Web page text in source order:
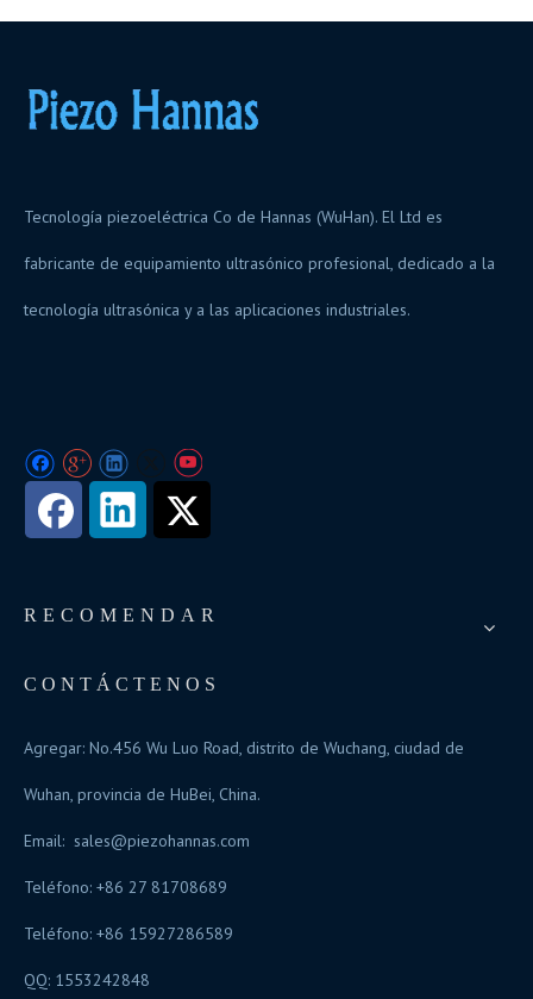
Tecnología piezoeléctrica Co de Hannas (WuHan). El Ltd es
fabricante de equipamiento ultrasónico profesional, dedicado a la
tecnología ultrasónica y a las aplicaciones industriales.
RECOMENDAR
CONTÁCTENOS
Agregar: No.456 Wu Luo Road, distrito de Wuchang, ciudad de
Wuhan, provincia de HuBei, China.
Email: sales@piezohannas.com
Teléfono: +86 27 81708689
Teléfono: +86 15927286589
QQ: 1553242848